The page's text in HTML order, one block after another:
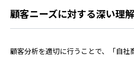
顧客ニーズに対する深い理解
顧客分析を適切に行うことで、「自社